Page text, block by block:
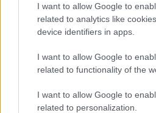
I want to allow Google to
related to analytics like
device identifiers in apps.
I want to allow Google to
related to functionality of the
I want to allow Google to
related to personalization.
Till Attila imádja a
Az ismert műsorvezető
hogy szereti a kávét.
megiszik ebből az italból, és